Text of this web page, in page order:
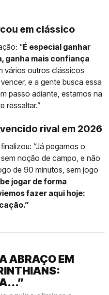
em clássico
"É especial ganhar
ganha mais confiança
vários outros clássicos
e a gente busca essa
passo adiante, estamos na
ressaltar.”
rival em 2026
“Já pegamos o
noção de campo, e não
de 90 minutos, sem jogo
jogar de forma
fazer aqui hoje:
ABRAÇO EM